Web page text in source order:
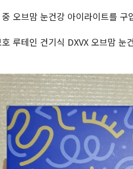
오브맘 눈건강 아이라이트를 구
루테인 건기식 DXVX 오브맘 눈